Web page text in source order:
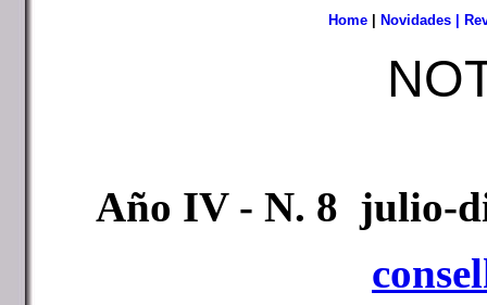
Home Novidades
Año IV - N. 8 julio-